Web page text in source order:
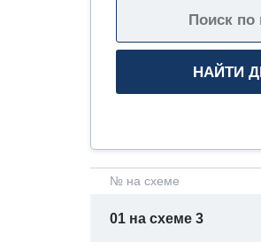
№ на схеме
01 на схеме 3